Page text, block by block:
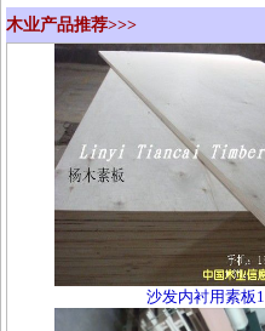
木业产品推荐>>>
沙发内衬用素板1